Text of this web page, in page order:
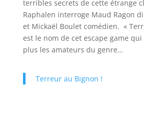
terribles secrets de cette étrange
Raphalen interroge Maud Ragon
et Mickaël Boulet comédien. «
est le nom de cet escape game
plus les amateurs du genre…
Terreur au Bignon !